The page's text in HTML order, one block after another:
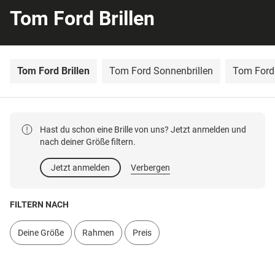
Tom Ford Brillen
Tom Ford Brillen Tom Ford Sonnenbrillen Tom
Hast du schon eine Brille von uns? Jetzt anmelden und
nach deiner Größe filtern.
Jetzt anmelden Verbergen
FILTERN NACH
Deine Größe Rahmen Preis